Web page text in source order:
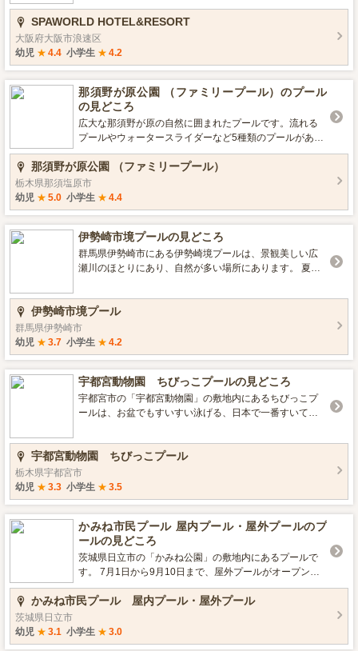
います。 このリラックス空間で至福のひとときをお過ご
しください。
SPAWORLD HOTEL&RESORT
大阪府大阪市浪速区
幼児 ★ 4.4 小学生 ★ 4.2
那須野が原公園 （ファミリープール）のプール
の見どころ
広大な那須野が原の自然に囲まれたプールです。流れる
プールやウォータースライダーなど5種類のプールがあり
ます。 ■プールの種類 流れるプールあり, 幼児プールあり
（未就学児まで）, ウォータースライダーあり（チューブ
スライダー含む）, 子ども用滑り台あり ■レンタルグッズ
貸ボート（ゴムボート 有料1時間510円）※2019年料金
改定予定 （プール特集2017 いこーよ編集部）
那須野が原公園 （ファミリープール）
栃木県那須塩原市
幼児 ★ 5.0 小学生 ★ 4.4
伊勢崎市境プールの見どころ
群馬県伊勢崎市にある伊勢崎境プールは、景観美しい広
瀬川のほとりにあり、自然が多い場所にあります。 夏の
広々として開放的で、珍しい直線式のスライダーの高さ
は約8mもあり、上ると川沿いに広がる自然や景色が見渡
せます。 流水プールの横には、水深30～40cmほどの小
さなお子さまの水遊びエリア・子どもプールがありま
す。そのすぐ隣に日よけのパラソルやパーゴラが設置し
てあるので、 お子さんの休憩タイムに便利です。 8月5日
には、ぐんまちゃん参加のイベント実施！（11:55,13:5
5） ■営業期間／営業時間 7月8日（土）～8月31日（木）
／10:00～17:00 ■プールの種類 流れるプール、幼児用プ
なし ※パラソルは3ヶ所設置 （プール特集2017 いこー
よ編集部）
伊勢崎市境プール
群馬県伊勢崎市
幼児 ★ 3.7 小学生 ★ 4.2
宇都宮動物園 ちびっこプールの見どころ
宇都宮市の「宇都宮動物園」の敷地内にあるちびっこプ
ールは、お盆でもすいすい泳げる、日本で一番すいてい
ンに限定オープンしています。売店ではドリンク・フー
ドの出前メニューも完備。 動物園とプールの両方を利用
できる共通券のセットもあり、お得に楽しめます。夏の
太陽がきらめく中、家族みんなでプール遊びを満喫して
ください。 ■営業期間／営業時間 9時30分～16時 ■プール
の種類 幼児プールあり（未就学児まで）, 幼児用滑り台あ
り （プール特集2017 いこーよ編集部）
宇都宮動物園 ちびっこプール
栃木県宇都宮市
幼児 ★ 3.3 小学生 ★ 3.5
かみね市民プール 屋内プール・屋外プールのプ
ールの見どころ
茨城県日立市の「かみね公園」の敷地内にあるプールで
す。 7月1日から9月10日まで、屋外プールがオープンし
ます。 設備もしっかり充実していて、屋内プール、屋外
プールがあり、飽きることなく楽しめます。 特に、キレ
かみね公園でも遊べるのでたっぷり1日楽しめます。
是非、この夏には家族で行ってみたいですね！ ■営業期
かみね市民プール 屋内プール・屋外プール
茨城県日立市
幼児 ★ 3.1 小学生 ★ 3.0